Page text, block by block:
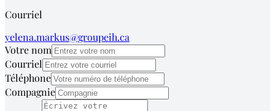
Courriel
yelena.markus@groupeih.ca
Votre nom
Courriel
Téléphone
Compagnie